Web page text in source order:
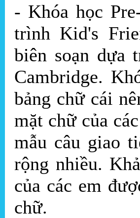
- Khóa học
trình Kid's
biên soạn dựa
Cambridge.
bảng chữ cái
mặt chữ của
mẫu câu giao
rộng nhiều.
của các em
chữ.